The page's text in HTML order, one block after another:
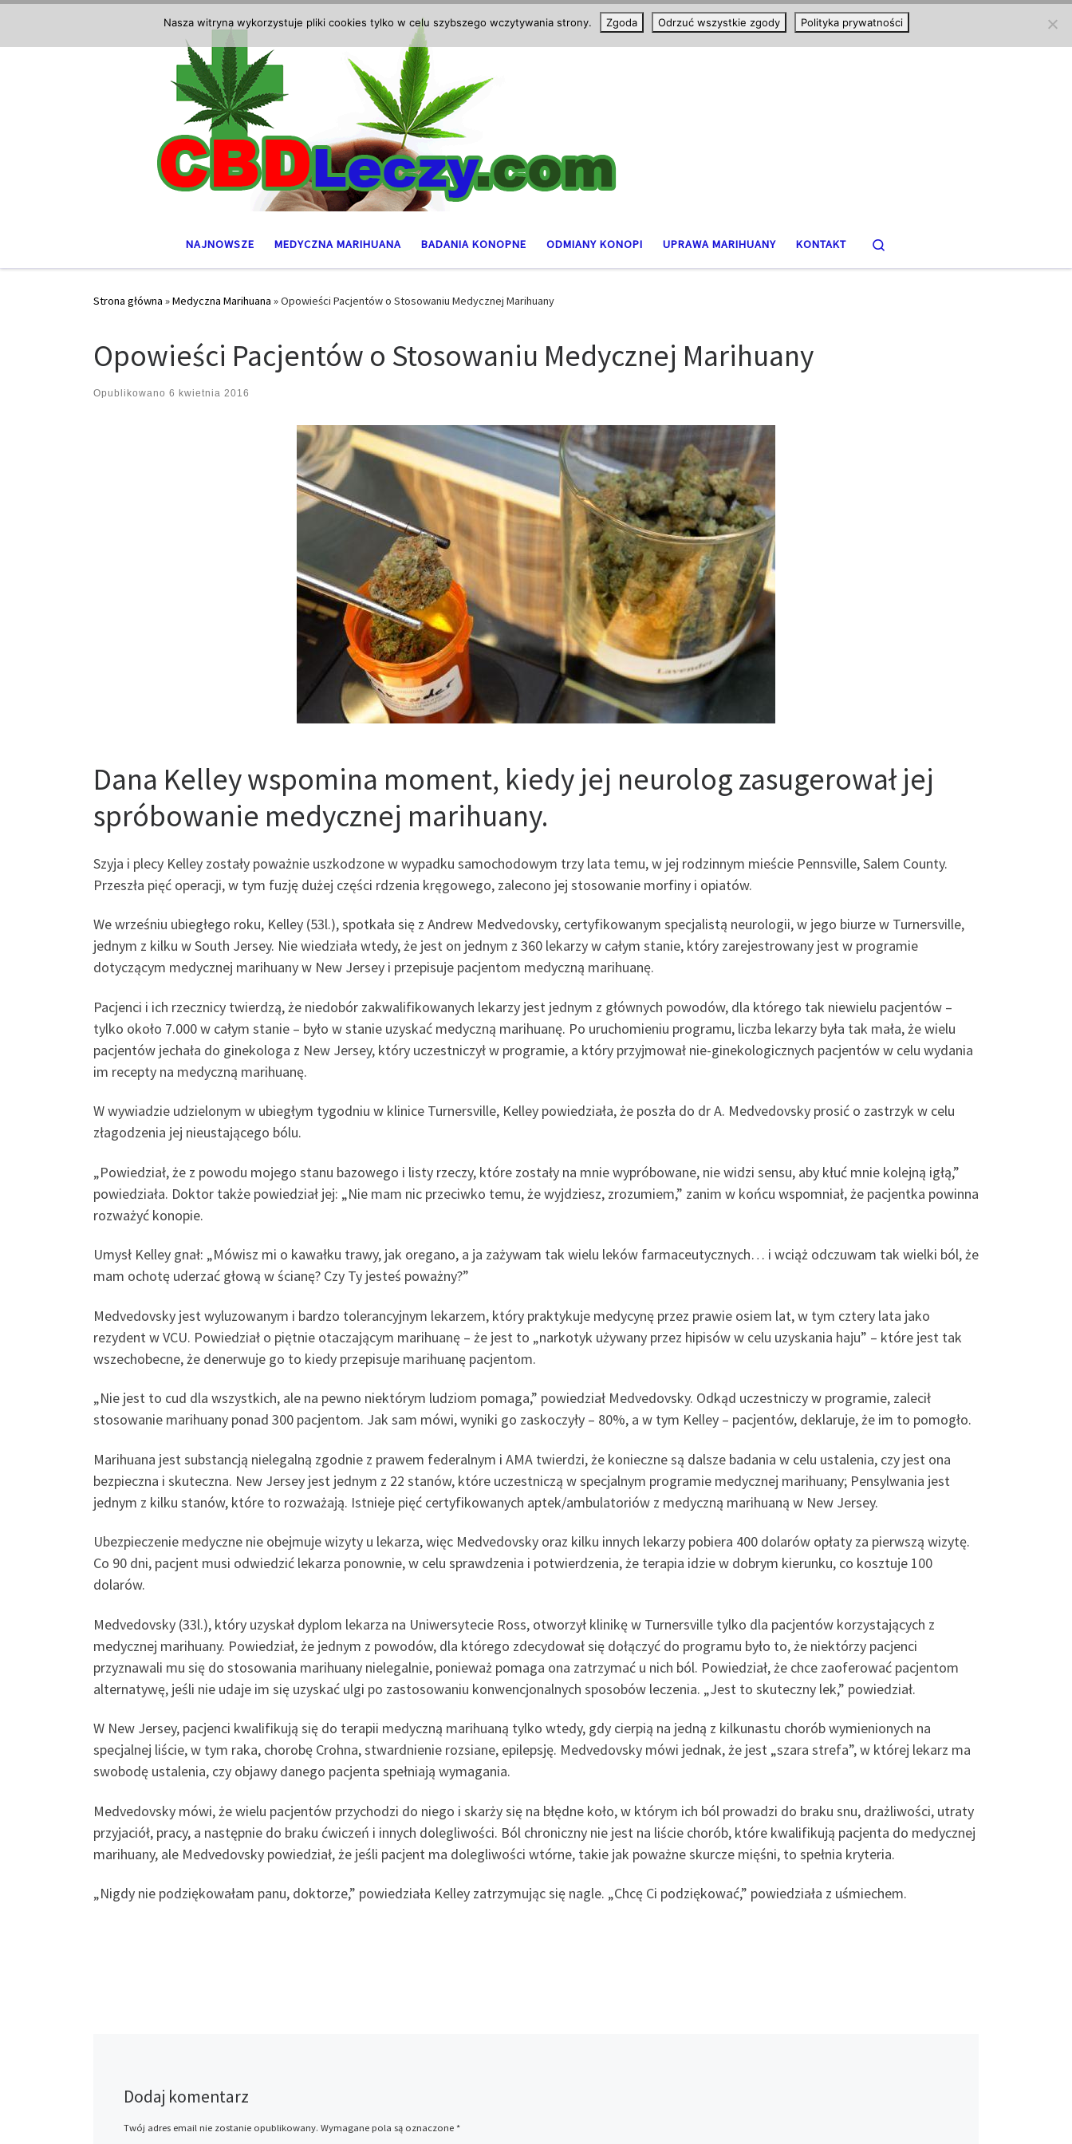
NAJNOWSZE MEDYCZNA MARIHUANA BADANIA KONOPNE ODMIANY KONOPI UPRAWA MARIHUANY KONTAKT
Strona główna »Medyczna Marihuana »Opowieści Pacjentów o Stosowaniu Medycznej Marihuany
Opowieści Pacjentów o Stosowaniu Medycznej Marihuany
Opublikowano 6 kwietnia 2016
Dana Kelley wspomina moment, kiedy jej neurolog zasugerował jej
spróbowanie medycznej marihuany.
Szyja i plecy Kelley zostały poważnie uszkodzone w wypadku samochodowym trzy lata temu, w jej rodzinnym mieście Pennsville, Salem County.
Przeszła pięć operacji, w tym fuzję dużej części rdzenia kręgowego, zalecono jej stosowanie morfiny i opiatów.
We wrześniu ubiegłego roku, Kelley (53l.), spotkała się z Andrew Medvedovsky, certyfikowanym specjalistą neurologii, w jego biurze w Turnersville,
jednym z kilku w South Jersey. Nie wiedziała wtedy, że jest on jednym z 360 lekarzy w całym stanie, który zarejestrowany jest w programie
dotyczącym medycznej marihuany w New Jersey i przepisuje pacjentom medyczną marihuanę.
Pacjenci i ich rzecznicy twierdzą, że niedobór zakwalifikowanych lekarzy jest jednym z głównych powodów, dla którego tak niewielu pacjentów –
tylko około 7.000 w całym stanie – było w stanie uzyskać medyczną marihuanę. Po uruchomieniu programu, liczba lekarzy była tak mała, że wielu
pacjentów jechała do ginekologa z New Jersey, który uczestniczył w programie, a który przyjmował nie-ginekologicznych pacjentów w celu wydania
im recepty na medyczną marihuanę.
W wywiadzie udzielonym w ubiegłym tygodniu w klinice Turnersville, Kelley powiedziała, że poszła do dr A. Medvedovsky prosić o zastrzyk w celu
złagodzenia jej nieustającego bólu.
„Powiedział, że z powodu mojego stanu bazowego i listy rzeczy, które zostały na mnie wypróbowane, nie widzi sensu, aby kłuć mnie kolejną igłą,”
powiedziała. Doktor także powiedział jej: „Nie mam nic przeciwko temu, że wyjdziesz, zrozumiem,” zanim w końcu wspomniał, że pacjentka powinna
rozważyć konopie.
Umysł Kelley gnał: „Mówisz mi o kawałku trawy, jak oregano, a ja zażywam tak wielu leków farmaceutycznych… i wciąż odczuwam tak wielki ból, że
mam ochotę uderzać głową w ścianę? Czy Ty jesteś poważny?”
Medvedovsky jest wyluzowanym i bardzo tolerancyjnym lekarzem, który praktykuje medycynę przez prawie osiem lat, w tym cztery lata jako
rezydent w VCU. Powiedział o piętnie otaczającym marihuanę – że jest to „narkotyk używany przez hipisów w celu uzyskania haju” – które jest tak
wszechobecne, że denerwuje go to kiedy przepisuje marihuanę pacjentom.
„Nie jest to cud dla wszystkich, ale na pewno niektórym ludziom pomaga,” powiedział Medvedovsky. Odkąd uczestniczy w programie, zalecił
stosowanie marihuany ponad 300 pacjentom. Jak sam mówi, wyniki go zaskoczyły – 80%, a w tym Kelley – pacjentów, deklaruje, że im to pomogło.
Marihuana jest substancją nielegalną zgodnie z prawem federalnym i AMA twierdzi, że konieczne są dalsze badania w celu ustalenia, czy jest ona
bezpieczna i skuteczna. New Jersey jest jednym z 22 stanów, które uczestniczą w specjalnym programie medycznej marihuany; Pensylwania jest
jednym z kilku stanów, które to rozważają. Istnieje pięć certyfikowanych aptek/ambulatoriów z medyczną marihuaną w New Jersey.
Ubezpieczenie medyczne nie obejmuje wizyty u lekarza, więc Medvedovsky oraz kilku innych lekarzy pobiera 400 dolarów opłaty za pierwszą wizytę.
Co 90 dni, pacjent musi odwiedzić lekarza ponownie, w celu sprawdzenia i potwierdzenia, że terapia idzie w dobrym kierunku, co kosztuje 100
dolarów.
Medvedovsky (33l.), który uzyskał dyplom lekarza na Uniwersytecie Ross, otworzył klinikę w Turnersville tylko dla pacjentów korzystających z
medycznej marihuany. Powiedział, że jednym z powodów, dla którego zdecydował się dołączyć do programu było to, że niektórzy pacjenci
przyznawali mu się do stosowania marihuany nielegalnie, ponieważ pomaga ona zatrzymać u nich ból. Powiedział, że chce zaoferować pacjentom
alternatywę, jeśli nie udaje im się uzyskać ulgi po zastosowaniu konwencjonalnych sposobów leczenia. „Jest to skuteczny lek,” powiedział.
W New Jersey, pacjenci kwalifikują się do terapii medyczną marihuaną tylko wtedy, gdy cierpią na jedną z kilkunastu chorób wymienionych na
specjalnej liście, w tym raka, chorobę Crohna, stwardnienie rozsiane, epilepsję. Medvedovsky mówi jednak, że jest „szara strefa”, w której lekarz ma
swobodę ustalenia, czy objawy danego pacjenta spełniają wymagania.
Medvedovsky mówi, że wielu pacjentów przychodzi do niego i skarży się na błędne koło, w którym ich ból prowadzi do braku snu, drażliwości, utraty
przyjaciół, pracy, a następnie do braku ćwiczeń i innych dolegliwości. Ból chroniczny nie jest na liście chorób, które kwalifikują pacjenta do medycznej
marihuany, ale Medvedovsky powiedział, że jeśli pacjent ma dolegliwości wtórne, takie jak poważne skurcze mięśni, to spełnia kryteria.
„Nigdy nie podziękowałam panu, doktorze,” powiedziała Kelley zatrzymując się nagle. „Chcę Ci podziękować,” powiedziała z uśmiechem.
Dodaj komentarz
Twój adres email nie zostanie opublikowany. Wymagane pola są oznaczone *
Nasza witryna wykorzystuje pliki cookies tylko w celu szybszego wczytywania strony. Zgoda Odrzuć wszystkie zgody Polityka prywatności